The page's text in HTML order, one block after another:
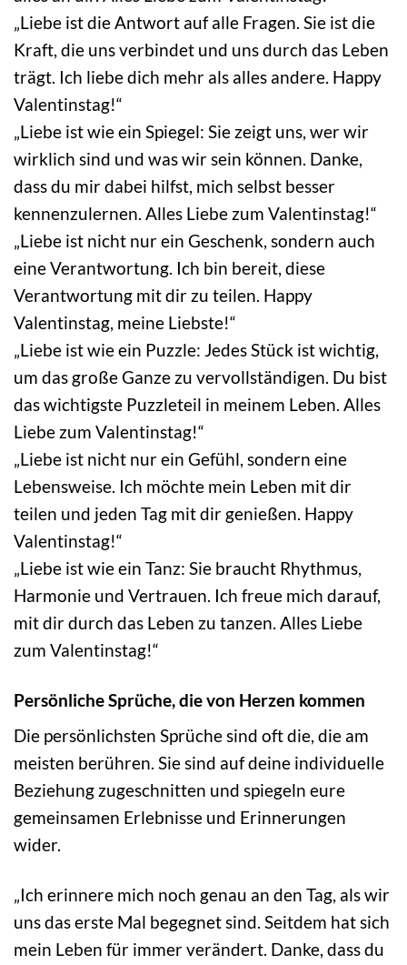
„Liebe ist die Antwort auf alle Fragen. Sie ist die
Kraft, die uns verbindet und uns durch das Leben
trägt. Ich liebe dich mehr als alles andere. Happy
Valentinstag!“
„Liebe ist wie ein Spiegel: Sie zeigt uns, wer wir
wirklich sind und was wir sein können. Danke,
dass du mir dabei hilfst, mich selbst besser
kennenzulernen. Alles Liebe zum Valentinstag!“
„Liebe ist nicht nur ein Geschenk, sondern auch
eine Verantwortung. Ich bin bereit, diese
Verantwortung mit dir zu teilen. Happy
Valentinstag, meine Liebste!“
„Liebe ist wie ein Puzzle: Jedes Stück ist wichtig,
um das große Ganze zu vervollständigen. Du bist
das wichtigste Puzzleteil in meinem Leben. Alles
Liebe zum Valentinstag!“
„Liebe ist nicht nur ein Gefühl, sondern eine
Lebensweise. Ich möchte mein Leben mit dir
teilen und jeden Tag mit dir genießen. Happy
Valentinstag!“
„Liebe ist wie ein Tanz: Sie braucht Rhythmus,
Harmonie und Vertrauen. Ich freue mich darauf,
mit dir durch das Leben zu tanzen. Alles Liebe
zum Valentinstag!“
Persönliche Sprüche, die von Herzen kommen
Die persönlichsten Sprüche sind oft die, die am
meisten berühren. Sie sind auf deine individuelle
Beziehung zugeschnitten und spiegeln eure
gemeinsamen Erlebnisse und Erinnerungen
wider.
„Ich erinnere mich noch genau an den Tag, als wir
uns das erste Mal begegnet sind. Seitdem hat sich
mein Leben für immer verändert. Danke, dass du